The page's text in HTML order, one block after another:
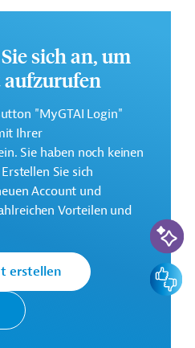
Entwicklungsprojekt
multilaterale
Finanzierungsinstitution für
Entwicklungsprojekte in der
Region Lateinamerika und
sich an, um
"MyGTAI Login"
Ihrer
Sie haben noch keinen
Sie sich
Account und
Vorteilen und
erstellen
KI-